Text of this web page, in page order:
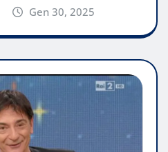
Gen 30, 2025